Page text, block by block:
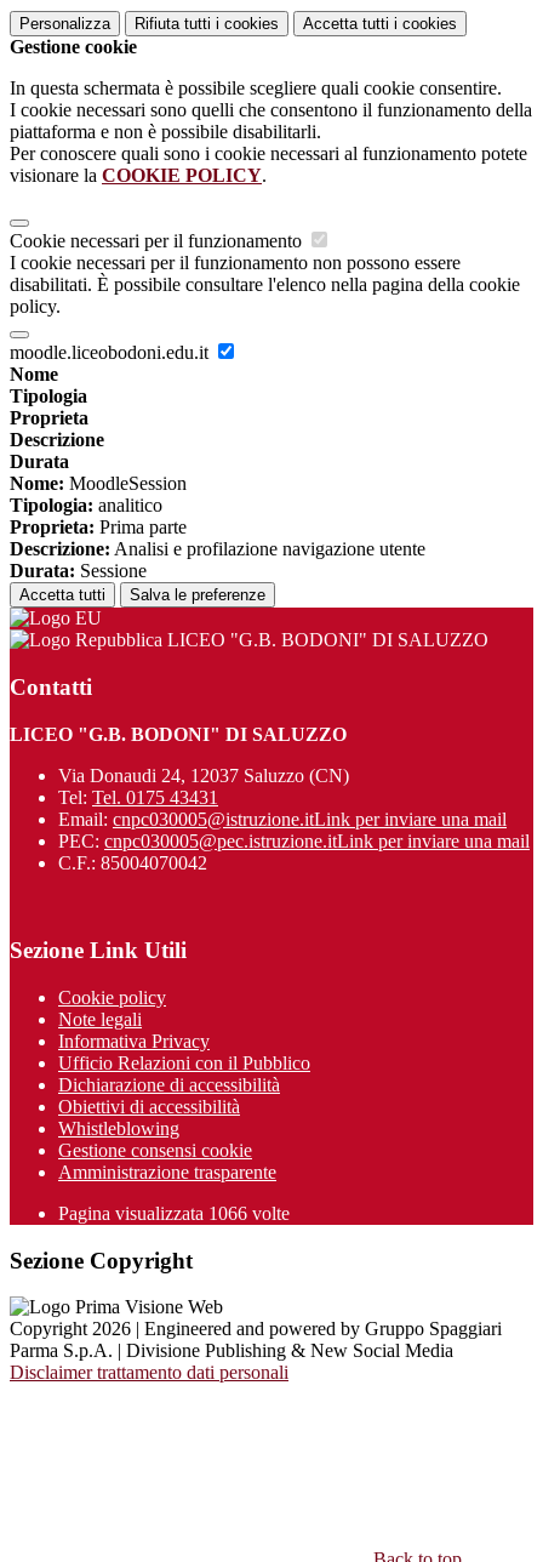
Personalizza Rifiuta tutti i cookies Accetta tutti i cookies
Gestione cookie
In questa schermata è possibile scegliere quali cookie consentire.
I cookie necessari sono quelli che consentono il funzionamento della
piattaforma e non è possibile disabilitarli.
Per conoscere quali sono i cookie necessari al funzionamento potete
visionare la COOKIE POLICY.
Cookie necessari per il funzionamento
I cookie necessari per il funzionamento non possono essere
disabilitati. È possibile consultare l'elenco nella pagina della cookie
policy.
moodle.liceobodoni.edu.it
Nome
Tipologia
Proprieta
Descrizione
Durata
Nome: MoodleSession
Tipologia: analitico
Proprieta: Prima parte
Descrizione: Analisi e profilazione navigazione utente
Durata: Sessione
Accetta tutti Salva le preferenze
LICEO "G.B. BODONI" DI SALUZZO
Contatti
LICEO "G.B. BODONI" DI SALUZZO
Via Donaudi 24, 12037 Saluzzo (CN)
Tel: Tel. 0175 43431
Email: cnpc030005@istruzione.itLink per inviare una mail
PEC: cnpc030005@pec.istruzione.itLink per inviare una mail
C.F.: 85004070042
Sezione Link Utili
Cookie policy
Note legali
Informativa Privacy
Ufficio Relazioni con il Pubblico
Dichiarazione di accessibilità
Obiettivi di accessibilità
Whistleblowing
Gestione consensi cookie
Amministrazione trasparente
Pagina visualizzata 1066 volte
Sezione Copyright
Copyright 2026 | Engineered and powered by Gruppo Spaggiari
Parma S.p.A. | Divisione Publishing & New Social Media
Disclaimer trattamento dati personali